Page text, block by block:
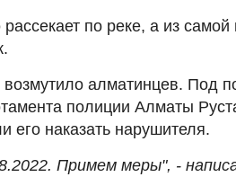
по реке, а из
алматинцев. Под
полиции Алматы
его наказать нарушителя.
Примем меры", -